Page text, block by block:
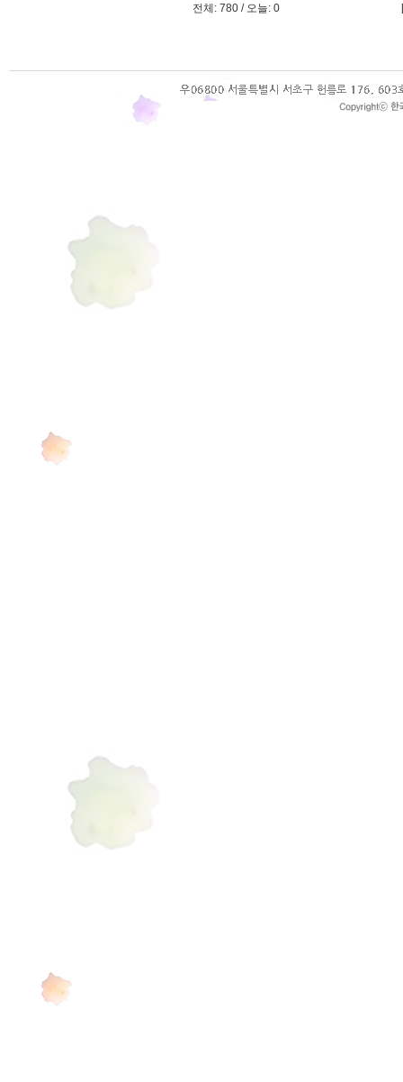
전체: 780 / 오늘: 0